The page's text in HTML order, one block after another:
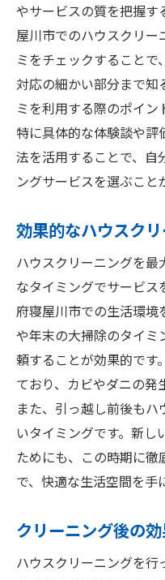
やサービスの質を把握す
屋川市でのハウスクリー
ミをチェックすること
対応の細かい部分まで知
ミを利用する際のポイン
特に具体的な体験談や評
法を活用することで、自
ングサービスを選ぶこと
効果的なハウスク
ハウスクリーニングを
なタイミングでサービス
府寝屋川市での生活環境
や年末の大掃除のタイ
頼することが効果的です
ており、カビやダニの発
また、引っ越し前後も
いタイミングです。新
ためにも、この時期に
で、快適な生活空間を手
クリーニング後の
ハウスクリーニングを